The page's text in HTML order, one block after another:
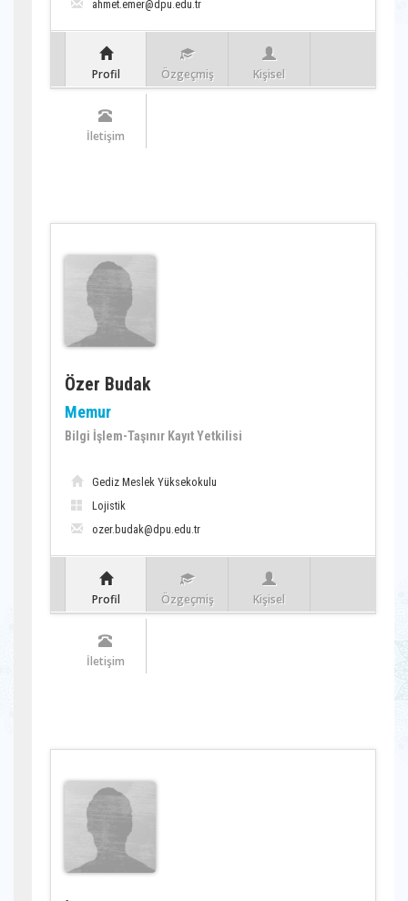
ahmet.emer@dpu.edu.tr
Profil Özgeçmiş Kişisel
İletişim
Özer Budak
Memur
Bilgi İşlem-Taşınır Kayıt Yetkilisi
Gediz Meslek Yüksekokulu
Lojistik
ozer.budak@dpu.edu.tr
Profil Özgeçmiş Kişisel
İletişim